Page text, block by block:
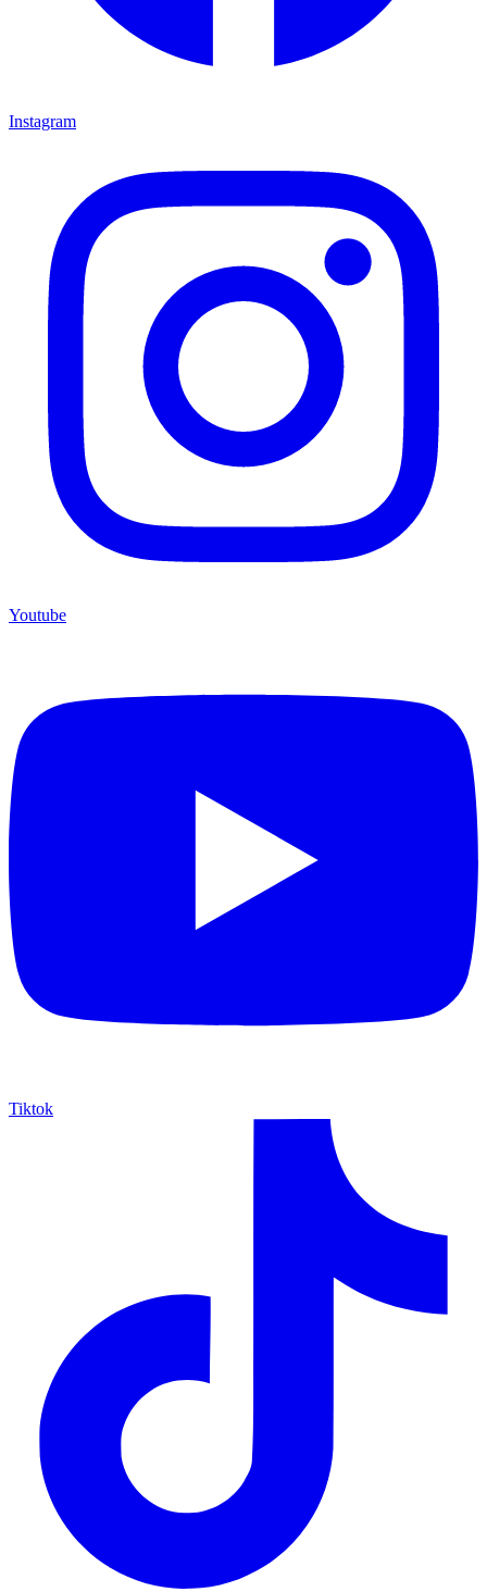
Instagram
Youtube
Tiktok